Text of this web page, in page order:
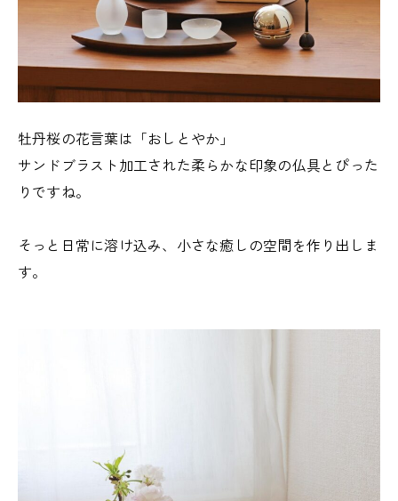
牡丹桜の花言葉は「おしとやか」
サンドブラスト加工された柔らかな印象の仏具とぴった
りですね。
そっと日常に溶け込み、小さな癒しの空間を作り出しま
す。